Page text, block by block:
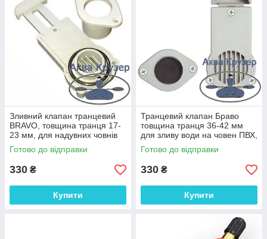
Зливний клапан транцевий
BRAVO, товщина транця 17-
23 мм, для надувних човнів
ПВХ, колір сірий
Готово до відправки
330 ₴
Купити
Транцевий клапан Браво
товщина транця 36-42 мм
для зливу води на човен ПВХ,
колір сірий
Готово до відправки
330 ₴
Купити